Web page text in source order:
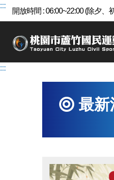
跳
區
:::
開放時間 : 06:00~22:00 (除夕、
:::
最新